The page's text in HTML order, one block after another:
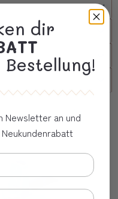
gekauft
dir
Newsletter an und